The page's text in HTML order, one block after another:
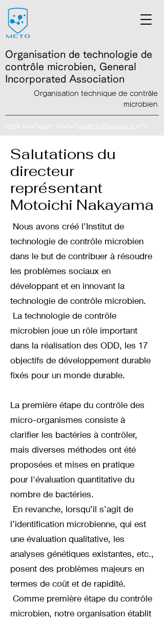
Organisation de technologie de
contrôle microbien, General
Incorporated Association
Organisation technique de contrôle
microbien
<link rel="icon" href="/path/to/favicon.ico">
Salutations du
directeur
représentant
Motoichi Nakayama
Nous avons créé l’Institut de
technologie de contrôle microbien
dans le but de contribuer à résoudre
les problèmes sociaux en
développant et en innovant la
technologie de contrôle microbien.
La technologie de contrôle
microbien joue un rôle important
dans la réalisation des ODD, les 17
objectifs de développement durable
fixés pour un monde durable.
La première étape du contrôle des
micro-organismes consiste à
clarifier les bactéries à contrôler,
mais diverses méthodes ont été
proposées et mises en pratique
pour l'évaluation quantitative du
nombre de bactéries.
En revanche, lorsqu’il s’agit de
l’identification microbienne, qui est
une évaluation qualitative, les
analyses génétiques existantes, etc.,
posent des problèmes majeurs en
termes de coût et de rapidité.
Comme première étape du contrôle
microbien, notre organisation établit